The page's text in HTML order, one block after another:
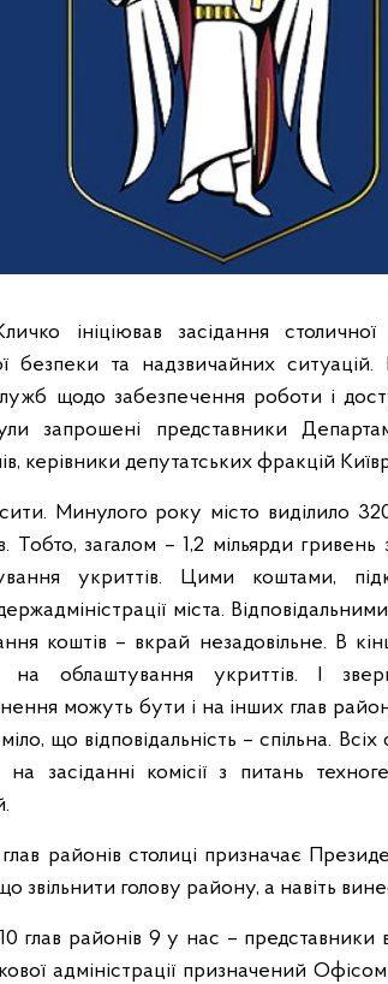
ініціював засідання столичної
безпеки та надзвичайних
щодо забезпечення роботи і
запрошені представники
керівники депутатських фракцій
Минулого року місто виділило
Тобто, загалом – 1,2 мільярди
укриттів. Цими коштами,
міста.
коштів – вкрай незадовільне. В
на облаштування укриттів. І
можуть бути і на інших глав
що відповідальність – спільна.
на засіданні комісії з питань
районів столиці призначає
звільнити голову району, а навіть
глав районів 9 у нас – представники
адміністрації призначений